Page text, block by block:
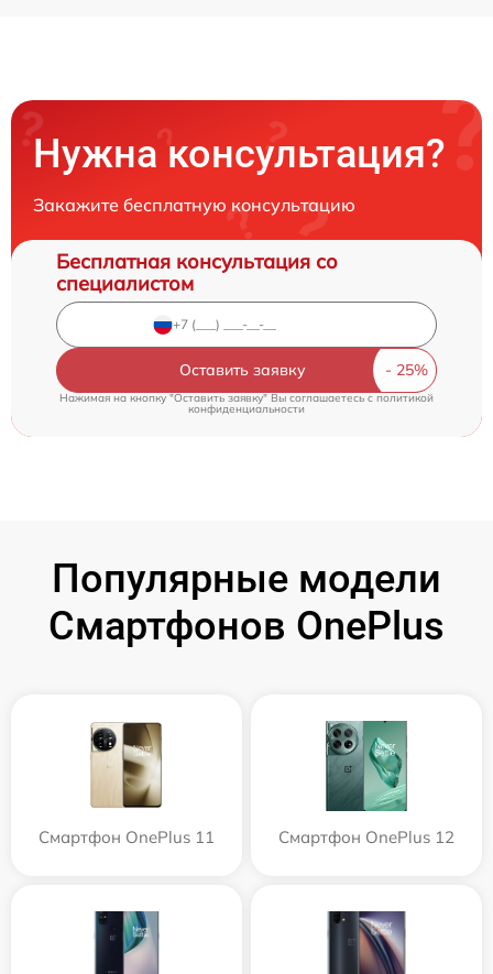
Нужна консультация?
Закажите бесплатную консультацию
Бесплатная консультация со
специалистом
Оставить заявку
Нажимая на кнопку "Оставить заявку" Вы соглашаетесь cполитикой
конфиденциальности
Популярные модели
Смартфонов OnePlus
Смартфон OnePlus 11 Смартфон OnePlus 12